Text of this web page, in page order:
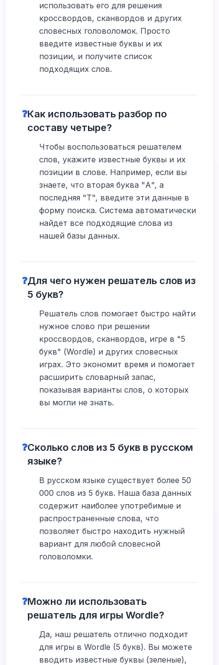
использовать его для решения
кроссвордов, сканвордов и других
словесных головоломок. Просто
введите известные буквы и их
позиции, и получите список
подходящих слов.
❓Как использовать разбор по
составу четыре?
Чтобы воспользоваться решателем
слов, укажите известные буквы и их
позиции в слове. Например, если вы
знаете, что вторая буква "А", а
последняя "Т", введите эти данные в
форму поиска. Система автоматически
найдет все подходящие слова из
нашей базы данных.
❓Для чего нужен решатель слов из
5 букв?
Решатель слов помогает быстро найти
нужное слово при решении
кроссвордов, сканвордов, игре в "5
букв" (Wordle) и других словесных
играх. Это экономит время и помогает
расширить словарный запас,
показывая варианты слов, о которых
вы могли не знать.
❓Сколько слов из 5 букв в русском
языке?
В русском языке существует более 50
000 слов из 5 букв. Наша база данных
содержит наиболее употребимые и
распространенные слова, что
позволяет быстро находить нужный
вариант для любой словесной
головоломки.
❓Можно ли использовать
решатель для игры Wordle?
Да, наш решатель отлично подходит
для игры в Wordle (5 букв). Вы можете
вводить известные буквы (зеленые),